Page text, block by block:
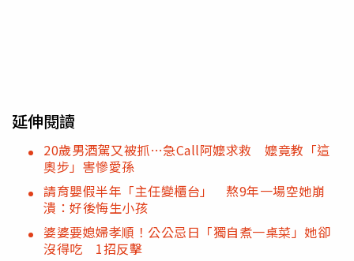
延伸閱讀
20歲男酒駕又被抓…急Call阿嬤求救 嬤竟教「這
奧步」害慘愛孫
請育嬰假半年「主任變櫃台」 熬9年一場空她崩
潰：好後悔生小孩
婆婆要媳婦孝順！公公忌日「獨自煮一桌菜」她卻
沒得吃 1招反擊